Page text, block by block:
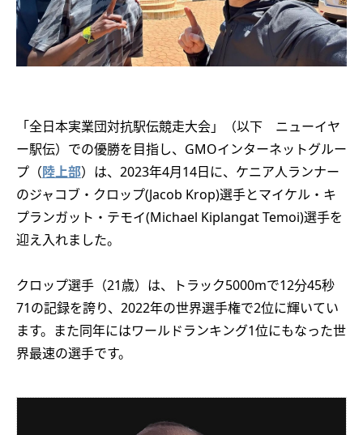
「全日本実業団対抗駅伝競走大会」（以下 ニューイヤ
ー駅伝）での優勝を目指し、GMOインターネットグルー
プ（陸上部）は、2023年4月14日に、ケニア人ランナー
のジャコブ・クロップ(Jacob Krop)選手とマイケル・キ
プランガット・テモイ(Michael Kiplangat Temoi)選手を
迎え入れました。
クロップ選手（21歳）は、トラック5000mで12分45秒
71の記録を誇り、2022年の世界選手権で2位に輝いてい
ます。また同年にはワールドランキング1位にもなった世
界最速の選手です。